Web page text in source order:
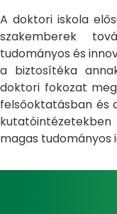
A doktori iskola
szakemberek
tudományos és
a biztosítéka
doktori fokozat
felsőoktatásban és
magas tudományos